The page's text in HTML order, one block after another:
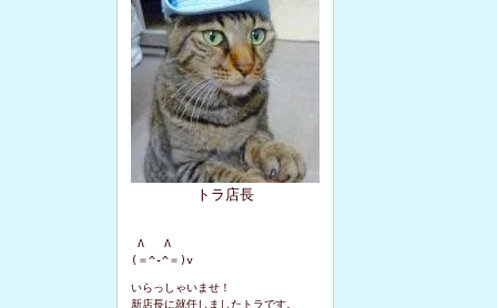
トラ店長
Λ   Λ
(＝^-^＝)v
いらっしゃいませ！
新店長に就任しましたトラです。